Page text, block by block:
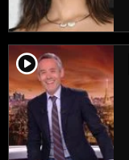
player2